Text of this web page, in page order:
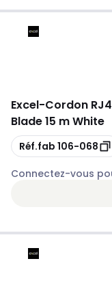
Excel-Cordon
Blade 15 m White
Copie
Réf.fab 106-068
Connectez-vous